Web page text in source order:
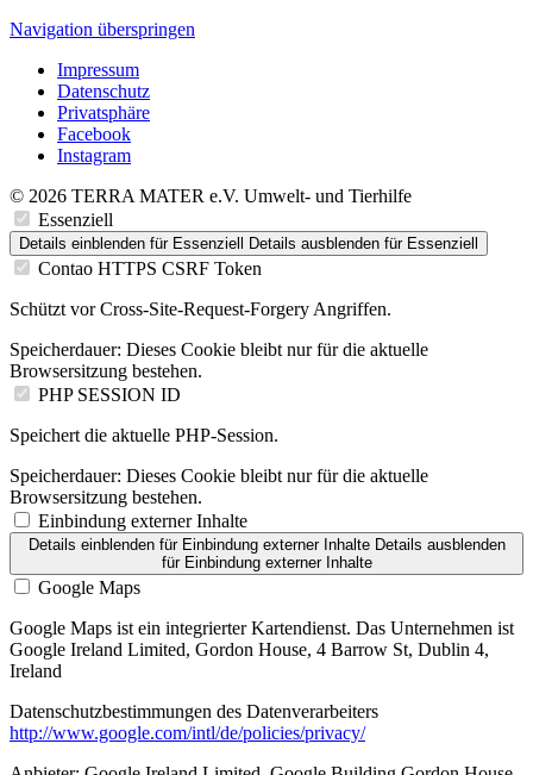
Navigation überspringen
Impressum
Datenschutz
Privatsphäre
Facebook
Instagram
© 2026 TERRA MATER e.V. Umwelt- und Tierhilfe
Essenziell
Details einblenden für Essenziell Details ausblenden für Essenziell
Contao HTTPS CSRF Token
Schützt vor Cross-Site-Request-Forgery Angriffen.
Speicherdauer: Dieses Cookie bleibt nur für die aktuelle
Browsersitzung bestehen.
PHP SESSION ID
Speichert die aktuelle PHP-Session.
Speicherdauer: Dieses Cookie bleibt nur für die aktuelle
Browsersitzung bestehen.
Einbindung externer Inhalte
Details einblendenfür Einbindung externer Inhalte Details ausblenden
für Einbindung externer Inhalte
Google Maps
Google Maps ist ein integrierter Kartendienst. Das Unternehmen ist
Google Ireland Limited, Gordon House, 4 Barrow St, Dublin 4,
Ireland
Datenschutzbestimmungen des Datenverarbeiters
http://www.google.com/intl/de/policies/privacy/